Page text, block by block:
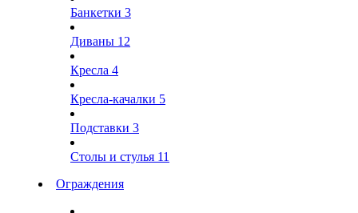
Банкетки 3
Диваны 12
Кресла 4
Кресла-качалки 5
Подставки 3
Столы и стулья 11
Ограждения